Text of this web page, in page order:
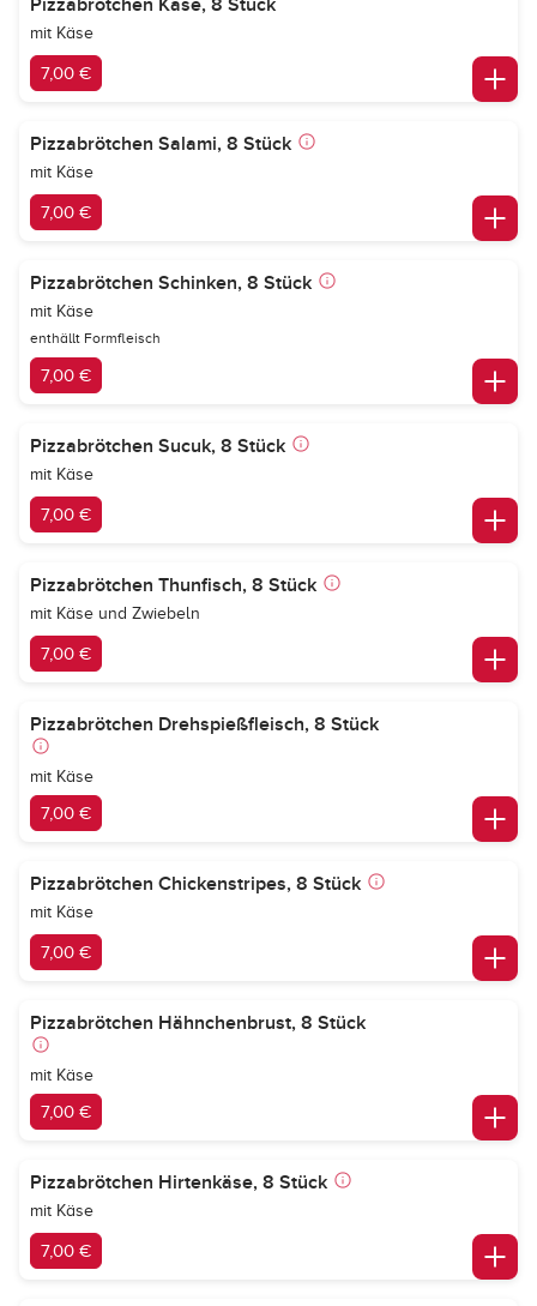
Pizzabrötchen Käse, 8 Stück
mit Käse
7,00 €
Pizzabrötchen Salami, 8 Stück
mit Käse
7,00 €
Pizzabrötchen Schinken, 8 Stück
mit Käse
enthällt Formfleisch
7,00 €
Pizzabrötchen Sucuk, 8 Stück
mit Käse
7,00 €
Pizzabrötchen Thunfisch, 8 Stück
mit Käse und Zwiebeln
7,00 €
Pizzabrötchen Drehspießfleisch, 8 Stück
mit Käse
7,00 €
Pizzabrötchen Chickenstripes, 8 Stück
mit Käse
7,00 €
Pizzabrötchen Hähnchenbrust, 8 Stück
mit Käse
7,00 €
Pizzabrötchen Hirtenkäse, 8 Stück
mit Käse
7,00 €